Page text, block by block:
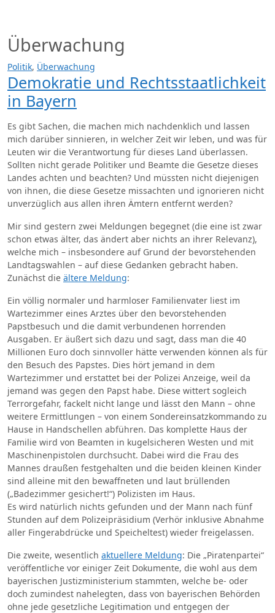
springen
Überwachung
Politik, Überwachung
Demokratie und Rechtsstaatlichkeit
in Bayern
Es gibt Sachen, die machen mich nachdenklich und lassen
mich darüber sinnieren, in welcher Zeit wir leben, und was für
Leuten wir die Verantwortung für dieses Land überlassen.
Sollten nicht gerade Politiker und Beamte die Gesetze dieses
Landes achten und beachten? Und müssten nicht diejenigen
von ihnen, die diese Gesetze missachten und ignorieren nicht
unverzüglich aus allen ihren Ämtern entfernt werden?
Mir sind gestern zwei Meldungen begegnet (die eine ist zwar
schon etwas älter, das ändert aber nichts an ihrer Relevanz),
welche mich – insbesondere auf Grund der bevorstehenden
Landtagswahlen – auf diese Gedanken gebracht haben.
Zunächst die ältere Meldung:
Ein völlig normaler und harmloser Familienvater liest im
Wartezimmer eines Arztes über den bevorstehenden
Papstbesuch und die damit verbundenen horrenden
Ausgaben. Er äußert sich dazu und sagt, dass man die 40
Millionen Euro doch sinnvoller hätte verwenden können als für
den Besuch des Papstes. Dies hört jemand in dem
Wartezimmer und erstattet bei der Polizei Anzeige, weil da
jemand was gegen den Papst habe. Diese wittert sogleich
Terrorgefahr, fackelt nicht lange und lässt den Mann – ohne
weitere Ermittlungen – von einem Sondereinsatzkommando zu
Hause in Handschellen abführen. Das komplette Haus der
Familie wird von Beamten in kugelsicheren Westen und mit
Maschinenpistolen durchsucht. Dabei wird die Frau des
Mannes draußen festgehalten und die beiden kleinen Kinder
sind alleine mit den bewaffneten und laut brüllenden
(„Badezimmer gesichert!“) Polizisten im Haus.
Es wird natürlich nichts gefunden und der Mann nach fünf
Stunden auf dem Polizeipräsidium (Verhör inklusive Abnahme
aller Fingerabdrücke und Speicheltest) wieder freigelassen.
Die zweite, wesentlich aktuellere Meldung: Die „Piratenpartei“
veröffentliche vor einiger Zeit Dokumente, die wohl aus dem
bayerischen Justizministerium stammten, welche be- oder
doch zumindest nahelegten, dass von bayerischen Behörden
ohne jede gesetzliche Legitimation und entgegen der